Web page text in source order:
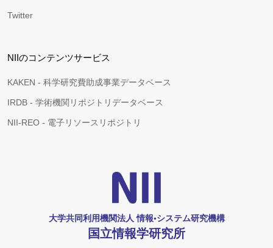
Twitter
NIIのコンテンツサービス
KAKEN - 科学研究費助成事業データベース
IRDB - 学術機関リポジトリデータベース
NII-REO - 電子リソースリポジトリ
大学共同利用機関法人 情報•システム研究機構
国立情報学研究所